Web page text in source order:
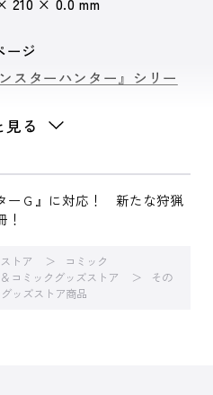
210 × 0.0 mm
ージ
ンスターハンター』シリー
見る
ーＧ』に対応！ 新たな狩猟
トア
コミック
コミックグッズストア
その
ッズストア商品